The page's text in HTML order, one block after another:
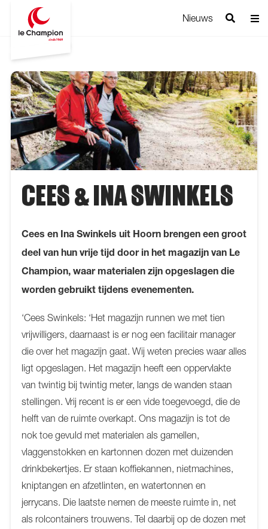
Nieuws
CEES & INA SWINKELS
Cees en Ina Swinkels uit Hoorn brengen een groot
deel van hun vrije tijd door in het magazijn van Le
Champion, waar materialen zijn opgeslagen die
worden gebruikt tijdens evenementen.
‘Cees Swinkels: ‘Het magazijn runnen we met tien
vrijwilligers, daarnaast is er nog een facilitair manager
die over het magazijn gaat. Wij weten precies waar alles
ligt opgeslagen. Het magazijn heeft een oppervlakte
van twintig bij twintig meter, langs de wanden staan
stellingen. Vrij recent is er een vide toegevoegd, die de
helft van de ruimte overkapt. Ons magazijn is tot de
nok toe gevuld met materialen als gamellen,
vlaggenstokken en kartonnen dozen met duizenden
drinkbekertjes. Er staan koffiekannen, nietmachines,
kniptangen en afzetlinten, en watertonnen en
jerrycans. Die laatste nemen de meeste ruimte in, net
als rolcontainers trouwens. Tel daarbij op de dozen met